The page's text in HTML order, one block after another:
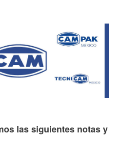
las siguientes notas y